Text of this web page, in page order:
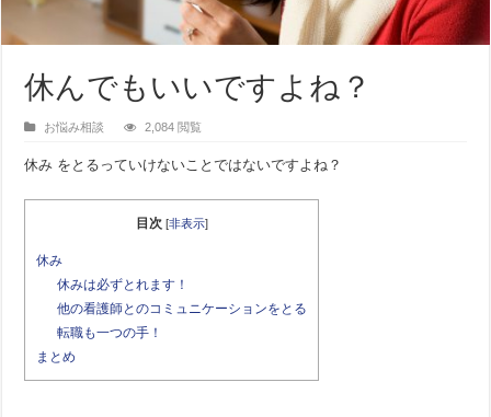
休んでもいいですよね？
お悩み相談 2,084 閲覧
休み をとるっていけないことではないですよね？
目次 [非表示]
休み
休みは必ずとれます！
他の看護師とのコミュニケーションをとる
転職も一つの手！
まとめ